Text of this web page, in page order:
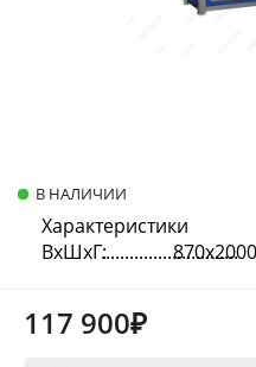
В НАЛИЧИИ
Характеристики
ВхШхГ:
117 900₽